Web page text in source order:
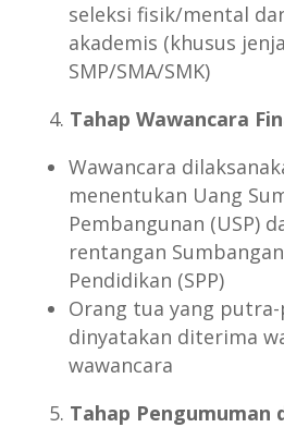
seleksi fisik/mental
akademis (khusus
SMP/SMA/SMK)
Tahap Wawancara
Wawancara
menentukan Uang
Pembangunan (USP)
rentangan
Pendidikan (SPP)
Orang tua yang
dinyatakan diterima
wawancara
Tahap Pengumuman